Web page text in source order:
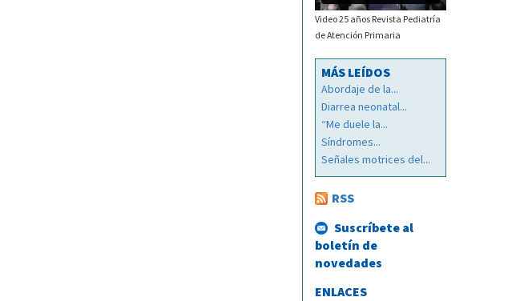
Video 25 años Revista Pediatría
de Atención Primaria
MÁS LEÍDOS
Abordaje de la...
Diarrea neonatal...
“Me duele la...
Síndromes...
Señales motrices del...
RSS
Suscríbete al
boletín de
novedades
ENLACES